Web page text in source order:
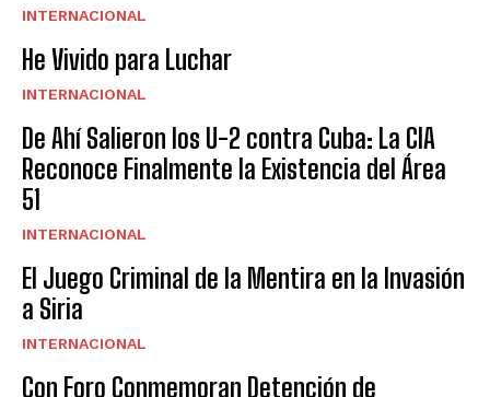
INTERNACIONAL
He Vivido para Luchar
INTERNACIONAL
De Ahí Salieron los U-2 contra Cuba: La CIA
Reconoce Finalmente la Existencia del Área
51
INTERNACIONAL
El Juego Criminal de la Mentira en la Invasión
a Siria
INTERNACIONAL
Con Foro Conmemoran Detención de